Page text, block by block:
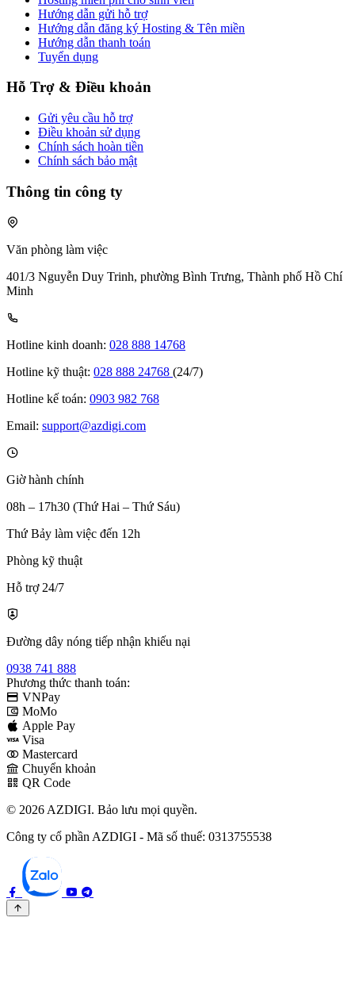
Hướng dẫn gửi hỗ trợ
Hướng dẫn đăng ký Hosting & Tên miền
Hướng dẫn thanh toán
Tuyển dụng
Hỗ Trợ & Điều khoản
Gửi yêu cầu hỗ trợ
Điều khoản sử dụng
Chính sách hoàn tiền
Chính sách bảo mật
Thông tin công ty
Văn phòng làm việc
401/3 Nguyễn Duy Trinh, phường Bình Trưng, Thành phố Hồ Chí
Minh
Hotline kinh doanh: 028 888 14768
Hotline kỹ thuật: 028 888 24768 (24/7)
Hotline kế toán: 0903 982 768
Email: support@azdigi.com
Giờ hành chính
08h – 17h30 (Thứ Hai – Thứ Sáu)
Thứ Bảy làm việc đến 12h
Phòng kỹ thuật
Hỗ trợ 24/7
Đường dây nóng tiếp nhận khiếu nại
0938 741 888
Phương thức thanh toán:
VNPay
MoMo
Apple Pay
Visa
Mastercard
Chuyển khoản
QR Code
© 2026 AZDIGI. Bảo lưu mọi quyền.
Công ty cổ phần AZDIGI - Mã số thuế: 0313755538